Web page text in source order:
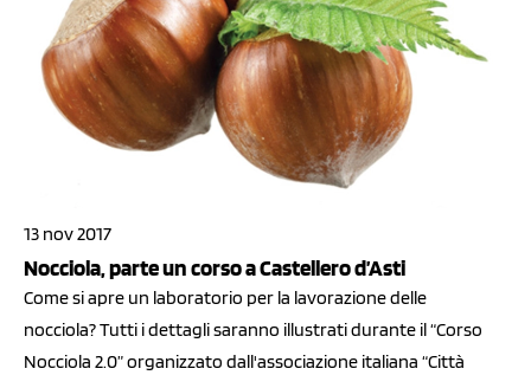
13 nov 2017
Nocciola, parte un corso a Castellero d’Asti
Come si apre un laboratorio per la lavorazione delle
nocciola? Tutti i dettagli saranno illustrati durante il “Corso
Nocciola 2.0” organizzato dall'associazione italiana “Città